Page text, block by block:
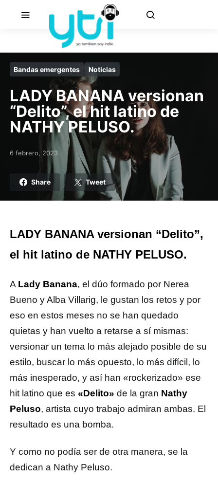
Bandas emergentes Noticias
LADY BANANA versionan
“Delito”, el hit latino de
NATHY PELUSO.
Posted on
6 febrero, 2023
Share Tweet
LADY BANANA versionan “Delito”,
el hit latino de NATHY PELUSO.
A Lady Banana, el dúo formado por Nerea
Bueno y Alba Villarig, le gustan los retos y por
eso en estos meses no se han quedado
quietas y han vuelto a retarse a sí mismas:
versionar un tema lo más alejado posible de su
estilo, buscar lo más opuesto, lo más difícil, lo
más inesperado, y así han «rockerizado» ese
hit latino que es «Delito» de la gran Nathy
Peluso, artista cuyo trabajo admiran ambas. El
resultado es una bomba.
Y como no podía ser de otra manera, se la
dedican a Nathy Peluso.